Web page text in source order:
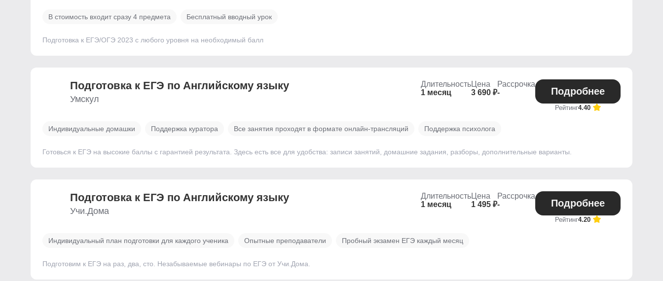
В стоимость входит сразу 4 предмета Бесплатный вводный урок
Подготовка к ЕГЭ/ОГЭ 2023 с любого уровня на необходимый балл
Подготовка к ЕГЭ по Английскому языку
Умскул
Длительность
1 месяц
Цена
3 690 ₽
Рассрочка
-
Подробнее
Рейтинг4.40
Индивидуальные домашки Поддержка куратора Все занятия проходят в формате онлайн-трансляций Поддержка психолога
Готовься к ЕГЭ на высокие баллы с гарантией результата. Здесь есть все для удобства: записи занятий, домашние задания, разборы, дополнительные варианты.
Подготовка к ЕГЭ по Английскому языку
Учи.Дома
Длительность
1 месяц
Цена
1 495 ₽
Рассрочка
-
Подробнее
Рейтинг4.20
Индивидуальный план подготовки для каждого ученика Опытные преподаватели Пробный экзамен ЕГЭ каждый месяц
Подготовим к ЕГЭ на раз, два, сто. Незабываемые вебинары по ЕГЭ от Учи.Дома.